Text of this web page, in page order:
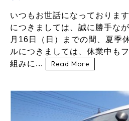
いつもお世話になっておりま
につきましては、誠に勝手な
月16日（日）までの間、夏季
ルにつきましては、休業中も
組みに...
Read More